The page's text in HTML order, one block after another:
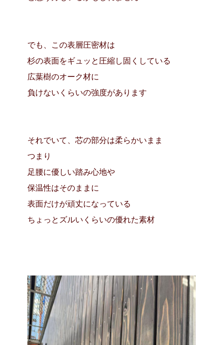
でも、この表層圧密材は
杉の表面をギュッと圧縮し固くしている
広葉樹のオーク材に
負けないくらいの強度があります
それでいて、芯の部分は柔らかいまま
つまり
足腰に優しい踏み心地や
保温性はそのままに
表面だけが頑丈になっている
ちょっとズルいくらいの優れた素材